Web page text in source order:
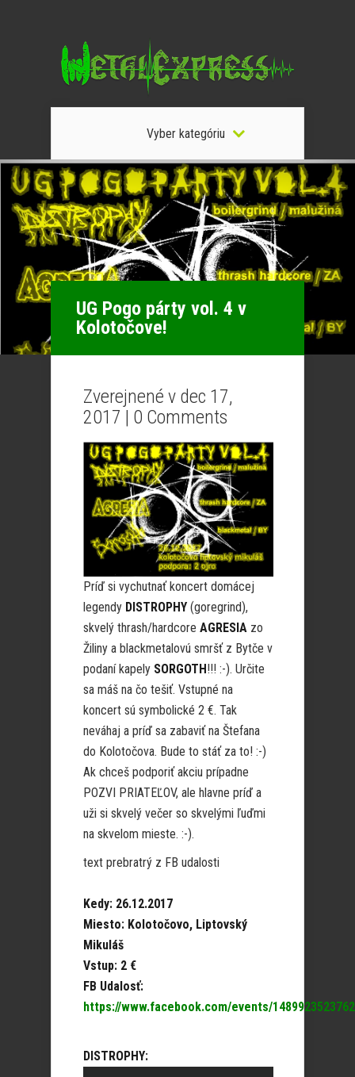
Vyber kategóriu
UG Pogo párty vol. 4 v
Kolotočove!
Zverejnené v dec 17,
2017 | 0 Comments
Príď si vychutnať koncert domácej
legendy DISTROPHY (goregrind),
skvelý thrash/hardcore AGRESIA zo
Žiliny a blackmetalovú smršť z Bytče v
podaní kapely SORGOTH!!! :-). Určite
sa máš na čo tešiť. Vstupné na
koncert sú symbolické 2 €. Tak
neváhaj a príď sa zabaviť na Štefana
do Kolotočova. Bude to stáť za to! :-)
Ak chceš podporiť akciu prípadne
POZVI PRIATEĽOV, ale hlavne príď a
uži si skvelý večer so skvelými ľuďmi
na skvelom mieste. :-).
text prebratrý z FB udalosti
Kedy: 26.12.2017
Miesto: Kolotočovo, Liptovský
Mikuláš
Vstup: 2 €
FB Udalosť:
https://www.facebook.com/events/
DISTROPHY: